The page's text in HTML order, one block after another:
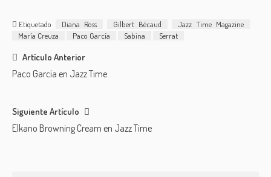
(08/04/2013)
Etiquetado Diana Ross Gilbert Bécaud
Jazz Time Magazine
María Creuza
Paco García Sabina Serrat
Post
navigation
Artículo Anterior
Paco García en Jazz Time
Siguiente Artículo
Elkano Browning Cream en Jazz Time